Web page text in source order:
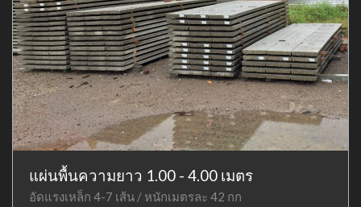
แผ่นพื้นความยาว 1.00 - 4.00 เมตร
อัดแรงเหล็ก 4-7 เส้น / หนักเมตรละ 42 กก